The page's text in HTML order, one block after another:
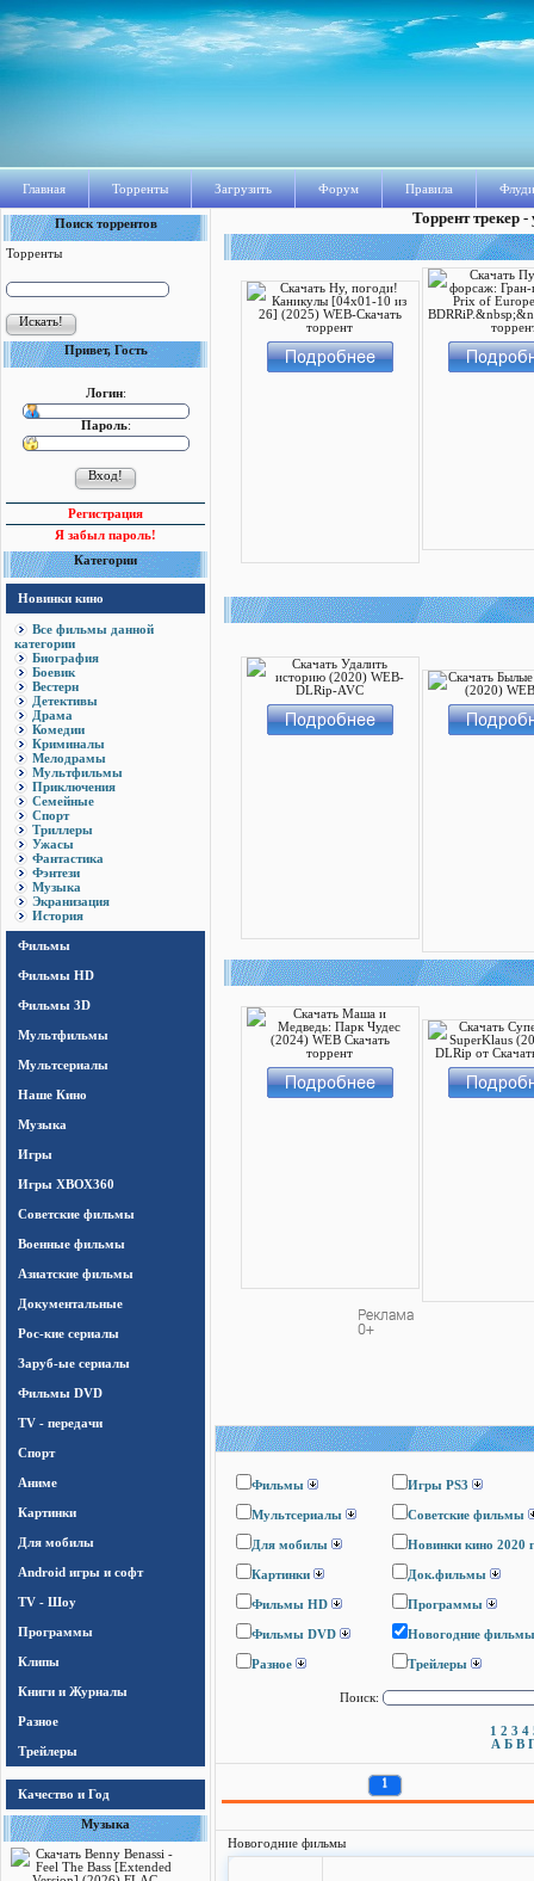
Главная Торренты Загрузить Форум Правила
Поиск торрентов
Торренты
Привет, Гость
Логин:
Пароль:
Регистрация
Я забыл пароль!
Категории
Новинки кино
Все фильмы данной
категории
Биография
Боевик
Вестерн
Детективы
Драма
Комедии
Криминалы
Мелодрамы
Мультфильмы
Приключения
Семейные
Спорт
Триллеры
Ужасы
Фантастика
Фэнтези
Музыка
Экранизация
История
Фильмы
Фильмы HD
Фильмы 3D
Мультфильмы
Мультсериалы
Наше Кино
Музыка
Игры
Игры ХВОХ360
Cоветские фильмы
Военные фильмы
Азиатские фильмы
Документальные
Рос-кие сериалы
Заруб-ые сериалы
Фильмы DVD
TV - передачи
Спорт
Аниме
Картинки
Для мобилы
Android игры и софт
TV - Шоу
Программы
Клипы
Книги и Журналы
Разное
Трейлеры
Качество и Год
Музыка
Торрент трекер
Фильмы Игры PS3
Мультсериалы Cоветские фильмы
Для мобилы Новинки кино 2020
Картинки Док.фильмы
Фильмы HD Программы
Фильмы DVD Новогодние фильмы
Разное Трейлеры
Поиск:
1 2 3 4
А Б В
1
Новогодние фильмы